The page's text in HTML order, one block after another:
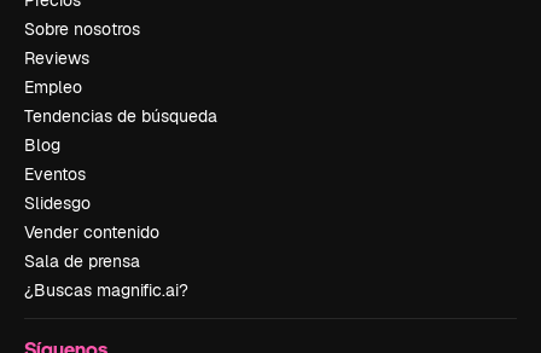
Sobre nosotros
Reviews
Empleo
Tendencias de búsqueda
Blog
Eventos
Slidesgo
Vender contenido
Sala de prensa
¿Buscas magnific.ai?